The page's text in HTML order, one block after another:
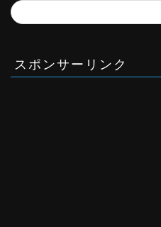
スポンサーリンク